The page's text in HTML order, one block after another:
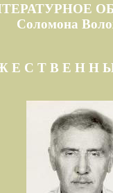
Соломона
Е С Т В Е Н